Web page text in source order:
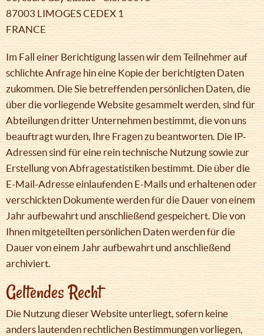
87003 LIMOGES CEDEX 1
FRANCE
Im Fall einer Berichtigung lassen wir dem Teilnehmer auf
schlichte Anfrage hin eine Kopie der berichtigten Daten
zukommen. Die Sie betreffenden persönlichen Daten, die
über die vorliegende Website gesammelt werden, sind für
Abteilungen dritter Unternehmen bestimmt, die von uns
beauftragt wurden, Ihre Fragen zu beantworten. Die IP-
Adressen sind für eine rein technische Nutzung sowie zur
Erstellung von Abfragestatistiken bestimmt. Die über die
E-Mail-Adresse einlaufenden E-Mails und erhaltenen oder
verschickten Dokumente werden für die Dauer von einem
Jahr aufbewahrt und anschließend gespeichert. Die von
Ihnen mitgeteilten persönlichen Daten werden für die
Dauer von einem Jahr aufbewahrt und anschließend
archiviert.
Geltendes Recht
Die Nutzung dieser Website unterliegt, sofern keine
anders lautenden rechtlichen Bestimmungen vorliegen,